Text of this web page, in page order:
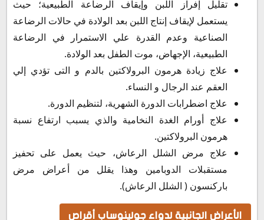
تقليل إفراز اللبن وإيقاف الرضاعة الطبيعية؛ حيث
يستعمل لإيقاف إنتاج اللبن بعد الولادة في حالات الرضاعة
الصناعية وعدم القدرة علي الاستمرار في الرضاعة
الطبيعية، الإجهاض، موت الطفل بعد الولادة.
علاج زيادة هرمون البرولاكتين بالدم و التى تؤدي إلي
العقم عند الرجال و النساء.
علاج اضطرابات الدورة الشهرية، لتنظيم الدورة.
علاج أورام الغدة النخامية والذي يسبب ارتفاع نسبة
هرمون البرولاكتين.
علاج مرض الشلل الرعاش، حيث يعمل على تحفيز
مستقبلات الدوبامين وهذا يقلل من أعراض مرض
باركنسون ( الشلل الرعاش).